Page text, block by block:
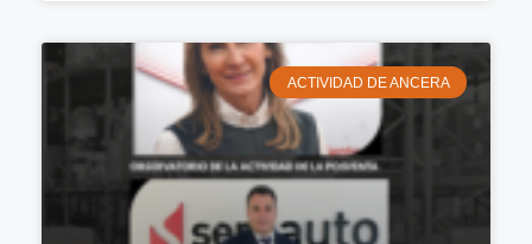
ACTIVIDAD DE ANCERA